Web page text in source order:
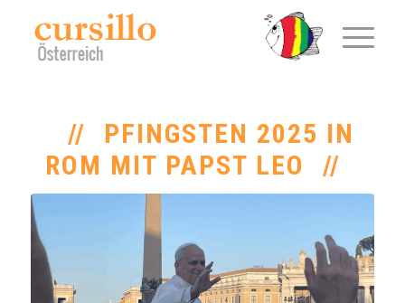
PFINGSTEN 2025 IN
ROM MIT PAPST LEO